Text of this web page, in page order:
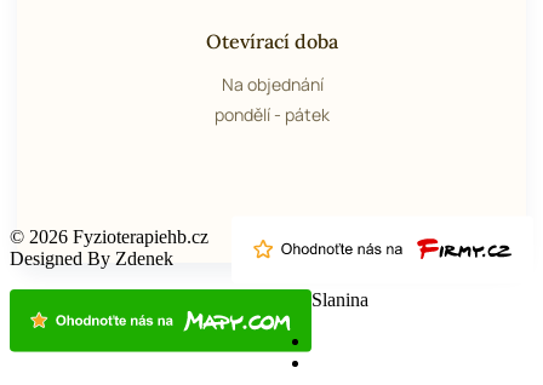
Otevírací doba
Na objednání
pondělí - pátek
© 2026 Fyzioterapiehb.cz
Designed By Zdenek
Slanina